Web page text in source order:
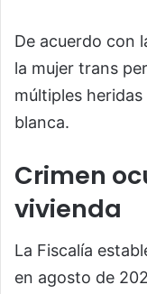
De acuerdo con
la mujer trans
múltiples
blanca.
Crimen
vivienda
La Fiscalía
en agosto de